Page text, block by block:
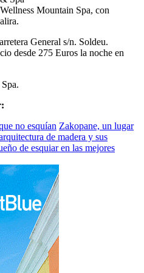
Mountain Spa, con
General s/n. Soldeu.
desde 275 Euros la noche en
no esquían Zakopane, un lugar
de madera y sus
de esquiar en las mejores